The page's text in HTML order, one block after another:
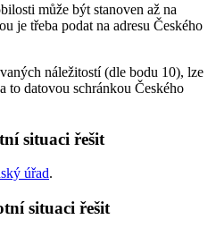
může být stanoven až na
je třeba podat na adresu Českého
náležitostí (dle bodu 10), lze
to datovou schránkou Českého
situaci řešit
úřad.
situaci řešit